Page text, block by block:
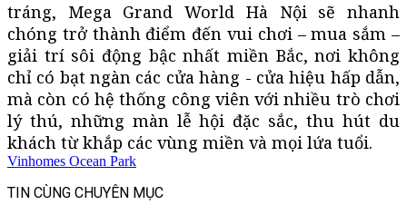
tráng, Mega Grand World Hà Nội sẽ nhanh
chóng trở thành điểm đến vui chơi – mua sắm –
giải trí sôi động bậc nhất miền Bắc, nơi không
chỉ có bạt ngàn các cửa hàng - cửa hiệu hấp dẫn,
mà còn có hệ thống công viên với nhiều trò chơi
lý thú, những màn lễ hội đặc sắc, thu hút du
khách từ khắp các vùng miền và mọi lứa tuổi.
Vinhomes Ocean Park
TIN CÙNG CHUYÊN MỤC